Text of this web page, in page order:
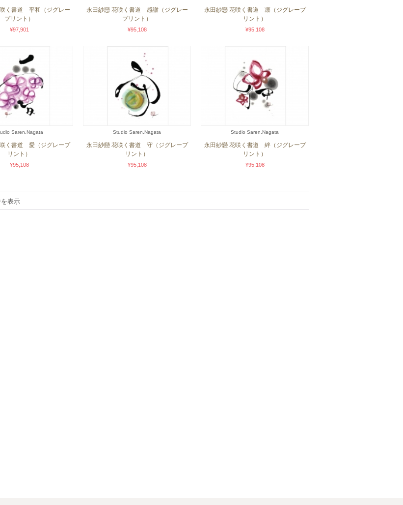
く書道 平和（ジグレー
プリント）
¥97,901
永田紗戀 花咲く書道 感謝（ジグレー
プリント）
¥95,108
永田紗戀 花咲く書道 凛（ジグレープ
リント）
¥95,108
Saren.Nagata
く書道 愛（ジグレープ
リント）
¥95,108
Studio Saren.Nagata
永田紗戀 花咲く書道 守（ジグレープ
リント）
¥95,108
Studio Saren.Nagata
永田紗戀 花咲く書道 絆（ジグレープ
リント）
¥95,108
表示